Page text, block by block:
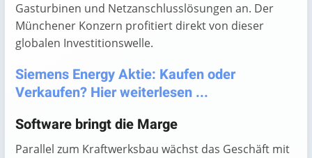
Gasturbinen und Netzanschlusslösungen an. Der
Münchener Konzern profitiert direkt von dieser
globalen Investitionswelle.
Siemens Energy Aktie: Kaufen oder
Verkaufen? Hier weiterlesen ...
Software bringt die Marge
Parallel zum Kraftwerksbau wächst das Geschäft mit